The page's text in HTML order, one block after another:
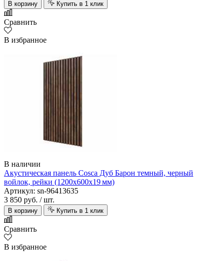
В корзину Купить в 1 клик
Сравнить
В избранное
В наличии
Акустическая панель Cosca Дуб Барон темный, черный
войлок, рейки (1200х600х19 мм)
Артикул: sn-96413635
3 850 руб. / шт.
В корзину Купить в 1 клик
Сравнить
В избранное